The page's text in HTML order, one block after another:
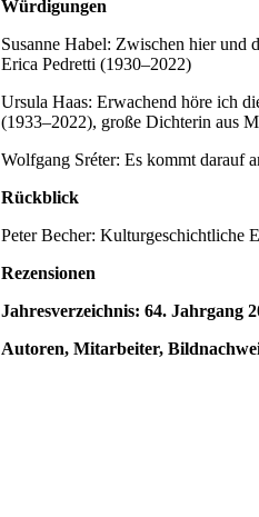
Würdigungen
Susanne Habel: Zwischen hier und
Erica Pedretti (1930–2022)
Ursula Haas: Erwachend höre ich
(1933–2022), große Dichterin aus
Wolfgang Sréter: Es kommt darauf
Rückblick
Peter Becher: Kulturgeschichtliche
Rezensionen
Jahresverzeichnis: 64. Jahrgang
Autoren, Mitarbeiter,